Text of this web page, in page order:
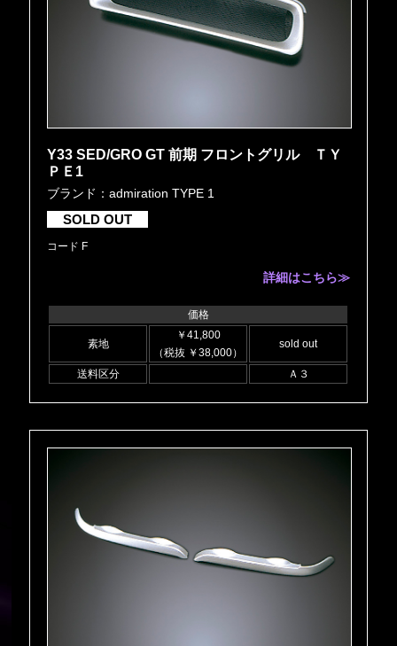
Y33 SED/GRO GT 前期 フロントグリル ＴＹ
ＰＥ1
ブランド：admiration TYPE 1
SOLD OUT
コード F
詳細はこちら≫
価格
素地
￥41,800
（税抜 ￥38,000）
sold out
送料区分 Ａ３